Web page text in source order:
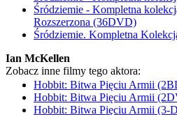
Śródziemie - Kompletna
Rozszerzona (36DVD)
Śródziemie. Kompletna
Ian McKellen
Zobacz inne filmy tego aktora:
Hobbit: Bitwa Pięciu Armii
Hobbit: Bitwa Pięciu Armii
Hobbit: Bitwa Pięciu Armii (3-